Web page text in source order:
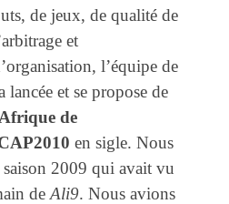
de jeux, de qualité de
et
l’équipe de
et se propose de
de
en sigle. Nous
2009 qui avait vu
de Ali9. Nous avions